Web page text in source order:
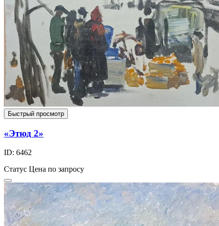
Быстрый просмотр
«Этюд 2»
ID: 6462
Статус Цена по запросу